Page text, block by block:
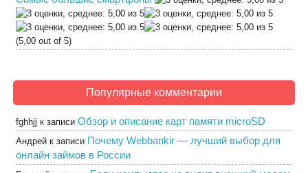
(5,00 out of 5)
Популярные комментарии
fghhjj к записи Обзор и описание карт памяти microSD
Андрей к записи Почему Webbankir — лучший выбор для
онлайн займов в России